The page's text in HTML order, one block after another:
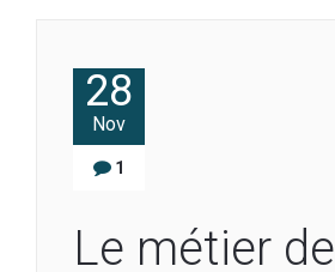
28
Nov
1
Le métier de